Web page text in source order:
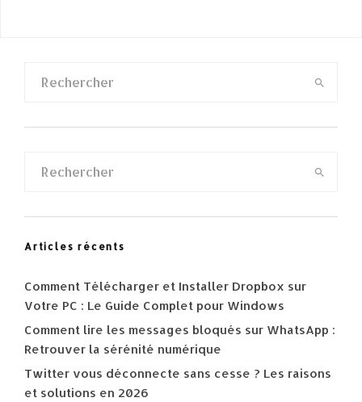
Articles récents
Comment Télécharger et Installer Dropbox sur
Votre PC : Le Guide Complet pour Windows
Comment lire les messages bloqués sur WhatsApp :
Retrouver la sérénité numérique
Twitter vous déconnecte sans cesse ? Les raisons
et solutions en 2026